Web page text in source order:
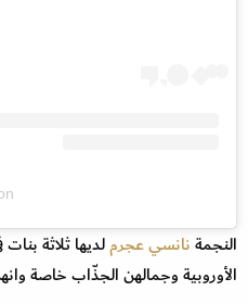
النجمةنانسي عجرملديها ثلاثة
الأوروبية وجمالهن الجذّاب خاصة